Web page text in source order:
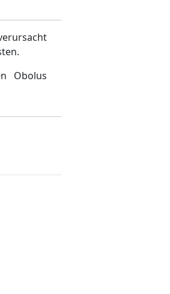
Obolus